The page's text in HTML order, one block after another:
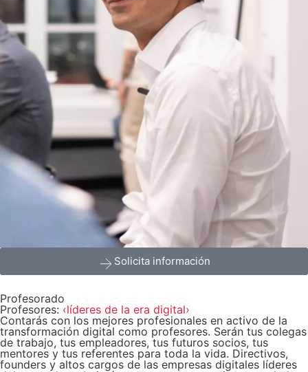
Solicita información
Profesorado
Profesores: ‹líderes de la era digital›
Contarás con los mejores profesionales en activo de la
transformación digital como profesores. Serán tus colegas
de trabajo, tus empleadores, tus futuros socios, tus
mentores y tus referentes para toda la vida. Directivos,
founders y altos cargos de las empresas digitales líderes